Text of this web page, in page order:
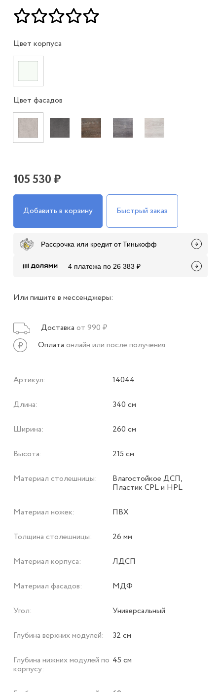
Цвет корпуса
Цвет фасадов
105 530 ₽
Добавить в корзину Быстрый заказ
Рассрочка или кредит от Тинькофф
4 платежа по 26 383 ₽
Или пишите в мессенджеры:
Доставка от 990 ₽
Оплата онлайн или после получения
Артикул: 14044
Длина: 340 см
Ширина: 260 см
Высота: 215 см
Материал столешницы: Влагостойкое ДСП,
Пластик CPL и HPL
Материал ножек: ПВХ
Толщина столешницы: 26 мм
Материал корпуса: ЛДСП
Материал фасадов: МДФ
Угол: Универсальный
Глубина верхних модулей: 32 см
Глубина нижних модулей по
корпусу:
45 см